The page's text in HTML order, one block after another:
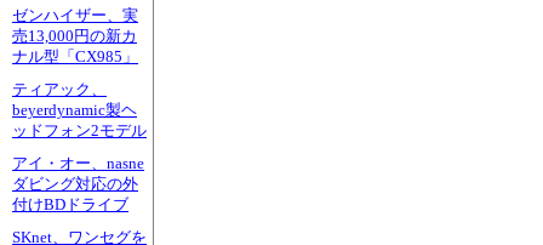
ゼンハイザー、実
売13,000円の新カ
ナル型「CX985」
ティアック、
beyerdynamic製ヘ
ッドフォン2モデル
アイ・オー、nasne
ダビング対応の外
付けBDドライブ
SKnet、ワンセグを